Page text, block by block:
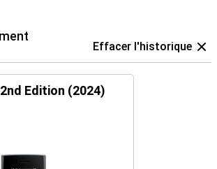
Effacer l'historique
Edition (2024)